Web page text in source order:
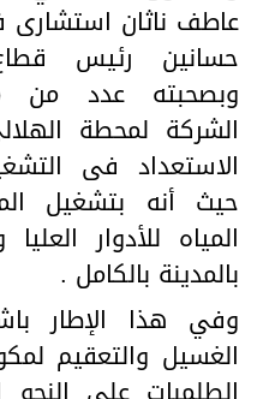
عاطف ناثان
حسانين رئيس
وبصحبته عدد من
الشركة لمحطة
الاستعداد فى
حيث أنه بتشغيل
المياه للأدوار
بالمدينة بالكامل .
وفي هذا الإطار
الغسيل والتعقيم